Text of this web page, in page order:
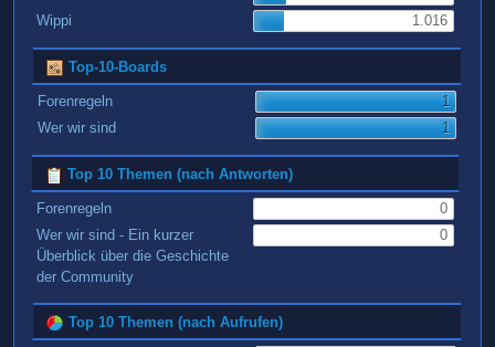
Wippi
1.016
Top-10-Boards
Forenregeln
1
Wer wir sind
1
Top 10 Themen (nach Antworten)
Forenregeln
0
Wer wir sind - Ein kurzer
Überblick über die Geschichte
der Community
0
Top 10 Themen (nach Aufrufen)